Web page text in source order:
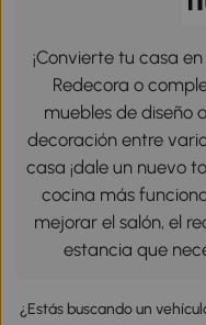
¡Convierte tu casa
Redecora o
muebles de diseño
decoración entre
casa ¡dale un nuevo
cocina más
mejorar el salón, el
estancia que
¿Estás buscando un